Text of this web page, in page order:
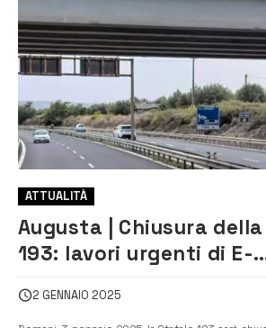
ATTUALITÀ
Augusta | Chiusura
193: lavori urgenti di E-
2 GENNAIO 2025